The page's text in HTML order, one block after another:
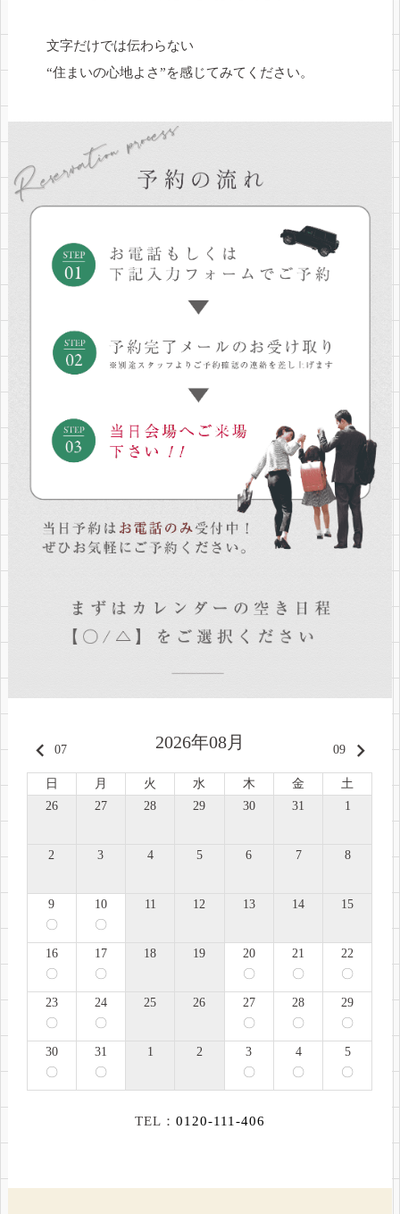
文字だけでは伝わらない
“住まいの心地よさ”を感じてみてください。
keyboard_arrow_left 07 2026年08月 09 keyboard_arrow_right
日 月 火 水 木 金
土
26
27 28 29 30 31 1
2 3 4 5 6 7 8
9
〇
10
〇
11 12 13 14 15
16
〇
17
〇
18 19 20
〇
21
〇
22
〇
23
〇
24
〇
25 26 27
〇
28
〇
29
〇
30
〇
31
〇
1 2 3
〇
4
〇
5
〇
TEL： 0120-111-406